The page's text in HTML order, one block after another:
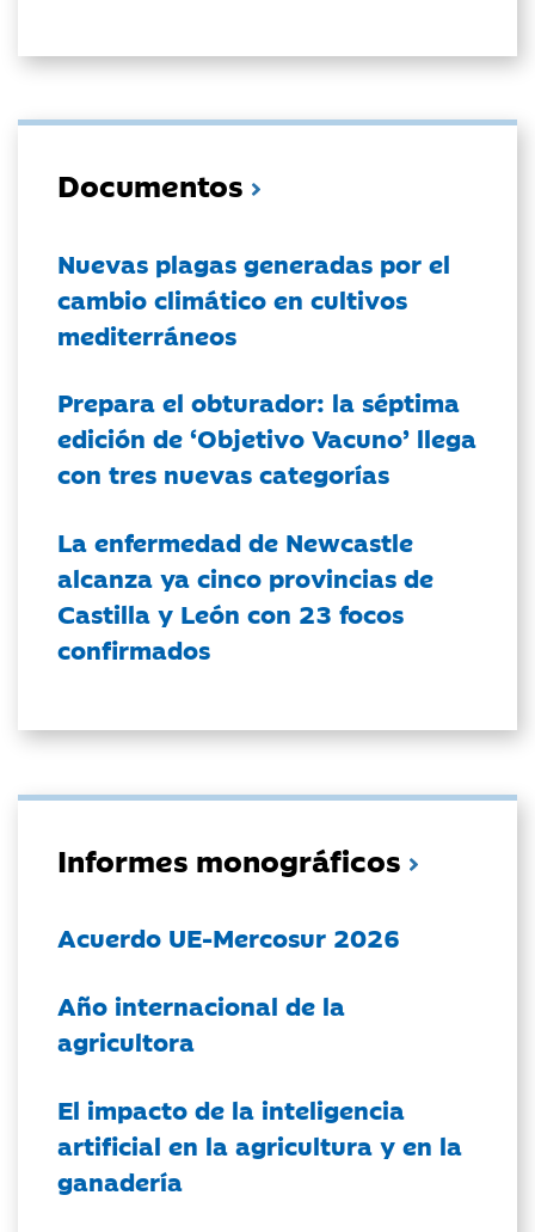
Documentos
Nuevas plagas generadas por el
cambio climático en cultivos
mediterráneos
Prepara el obturador: la séptima
edición de ‘Objetivo Vacuno’ llega
con tres nuevas categorías
La enfermedad de Newcastle
alcanza ya cinco provincias de
Castilla y León con 23 focos
confirmados
Informes monográficos
Acuerdo UE-Mercosur 2026
Año internacional de la
agricultora
El impacto de la inteligencia
artificial en la agricultura y en la
ganadería